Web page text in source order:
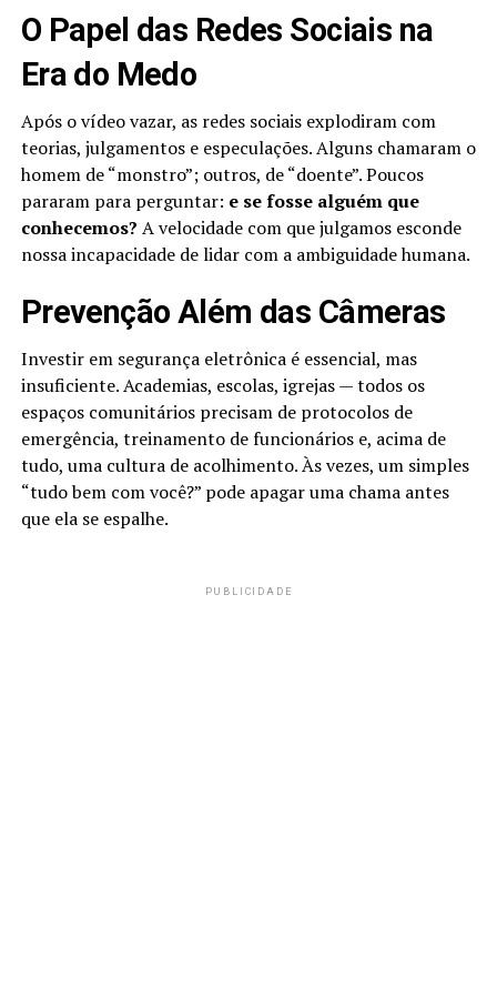
O Papel das Redes Sociais na
Era do Medo
Após o vídeo vazar, as redes sociais explodiram com
teorias, julgamentos e especulações. Alguns chamaram o
homem de “monstro”; outros, de “doente”. Poucos
pararam para perguntar: e se fosse alguém que
conhecemos? A velocidade com que julgamos esconde
nossa incapacidade de lidar com a ambiguidade humana.
Prevenção Além das Câmeras
Investir em segurança eletrônica é essencial, mas
insuficiente. Academias, escolas, igrejas — todos os
espaços comunitários precisam de protocolos de
emergência, treinamento de funcionários e, acima de
tudo, uma cultura de acolhimento. Às vezes, um simples
“tudo bem com você?” pode apagar uma chama antes
que ela se espalhe.
PUBLICIDADE